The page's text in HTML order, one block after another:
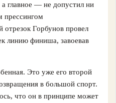
а главное — не допустил ни
отрезок Горбунов провел
линию финиша, завоевав
Это уже его второй
в большой спорт.
что он в принципе может